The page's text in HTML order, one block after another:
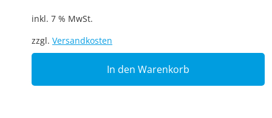
inkl. 7 % MwSt.
zzgl. Versandkosten
In den Warenkorb